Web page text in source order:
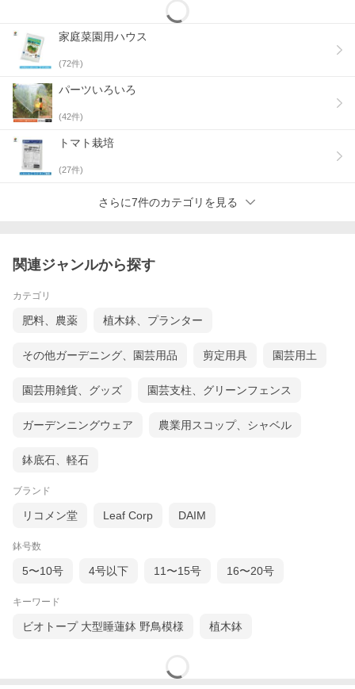
家庭菜園用ハウス
(72件)
パーツいろいろ
(42件)
トマト栽培
(27件)
さらに7件のカテゴリを見る
関連ジャンルから探す
カテゴリ
肥料、農薬 植木鉢、プランター
その他ガーデニング、園芸用品 剪定用具 園芸用土
園芸用雑貨、グッズ 園芸支柱、グリーンフェンス
ガーデンニングウェア 農業用スコップ、シャベル
鉢底石、軽石
ブランド
リコメン堂 Leaf Corp DAIM
鉢号数
5〜10号 4号以下 11〜15号 16〜20号
キーワード
ビオトープ 大型睡蓮鉢 野鳥模様 植木鉢